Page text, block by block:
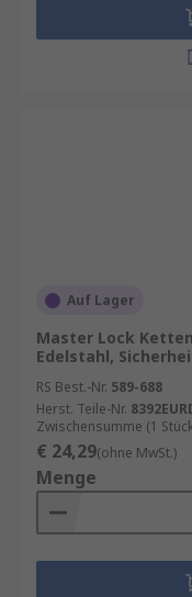
Auf Lager
Master Lock
Edelstahl,
RS Best.-Nr. 589-688
Herst. Teile-Nr.
Zwischensumme (1
€ 24,29(ohne MwSt.)
Menge